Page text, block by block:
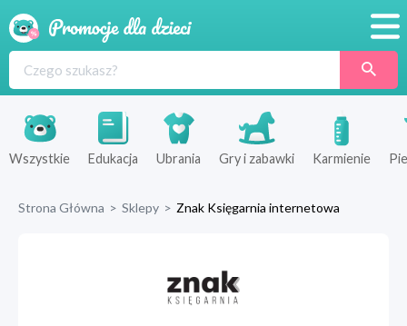
Produkty
Sklepy
Wszystkie Edukacja Ubrania Gry i zabawki Karmienie
Strona Główna > Sklepy > Znak Księgarnia internetowa